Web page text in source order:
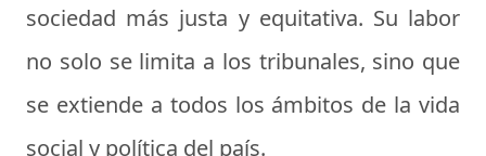
sociedad más justa y equitativa. Su labor
no solo se limita a los tribunales, sino que
se extiende a todos los ámbitos de la vida
social y política del país.